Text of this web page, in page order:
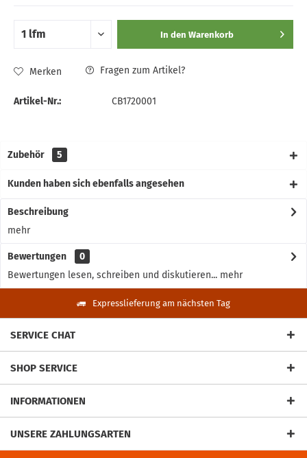
In den Warenkorb
Merken Fragen zum Artikel?
Artikel-Nr.: CB1720001
Zubehör 5
Kunden haben sich ebenfalls angesehen
Beschreibung
mehr
Bewertungen
0
Bewertungen lesen, schreiben und diskutieren... mehr
Expresslieferung am nächsten Tag
SERVICE CHAT
SHOP SERVICE
INFORMATIONEN
UNSERE ZAHLUNGSARTEN